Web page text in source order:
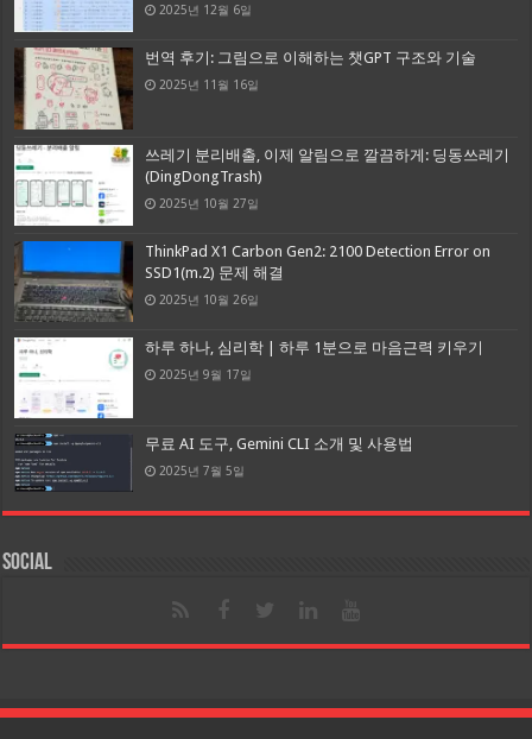
2025년 12월 6일
번역 후기: 그림으로 이해하는 챗GPT 구조와 기술
2025년 11월 16일
쓰레기 분리배출, 이제 알림으로 깔끔하게: 딩동쓰레기
(DingDongTrash)
2025년 10월 27일
ThinkPad X1 Carbon Gen2: 2100 Detection Error on
SSD1(m.2) 문제 해결
2025년 10월 26일
하루 하나, 심리학 | 하루 1분으로 마음근력 키우기
2025년 9월 17일
무료 AI 도구, Gemini CLI 소개 및 사용법
2025년 7월 5일
Social